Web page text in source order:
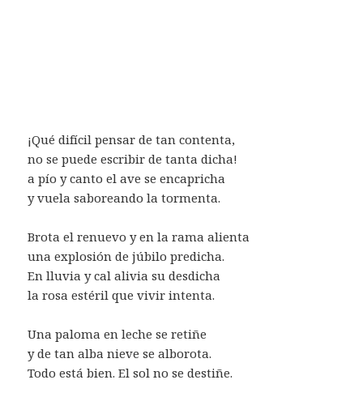
¡Qué difícil pensar de tan contenta,
no se puede escribir de tanta dicha!
a pío y canto el ave se encapricha
y vuela saboreando la tormenta.
Brota el renuevo y en la rama alienta
una explosión de júbilo predicha.
En lluvia y cal alivia su desdicha
la rosa estéril que vivir intenta.
Una paloma en leche se retiñe
y de tan alba nieve se alborota.
Todo está bien. El sol no se destiñe.